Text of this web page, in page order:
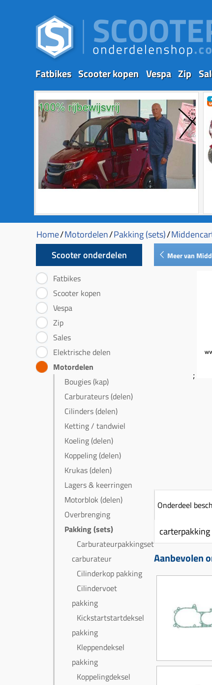
Fatbikes Scooter kopen Vespa Zip
Home/Motordelen/Pakking (sets)/
Scooter onderdelen
Fatbikes
Scooter kopen
Vespa
Zip
Sales
Elektrische delen
Motordelen
Bougies (kap)
Carburateurs (delen)
Cilinders (delen)
Ketting / tandwiel
Koeling (delen)
Koppeling (delen)
Krukas (delen)
Lagers & keerringen
Motorblok (delen)
Overbrenging
Pakking (sets)
Carburateurpakkingset
carburateur
Cilinderkop pakking
Cilindervoet
pakking
Kickstartstartdeksel
pakking
Kleppendeksel
pakking
Koppelingdeksel
Meer van
;
Onderdeel
Aanbevolen